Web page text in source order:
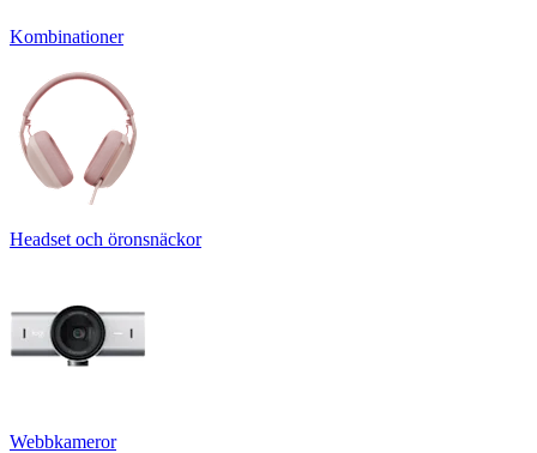
Kombinationer
Headset och öronsnäckor
Webbkameror